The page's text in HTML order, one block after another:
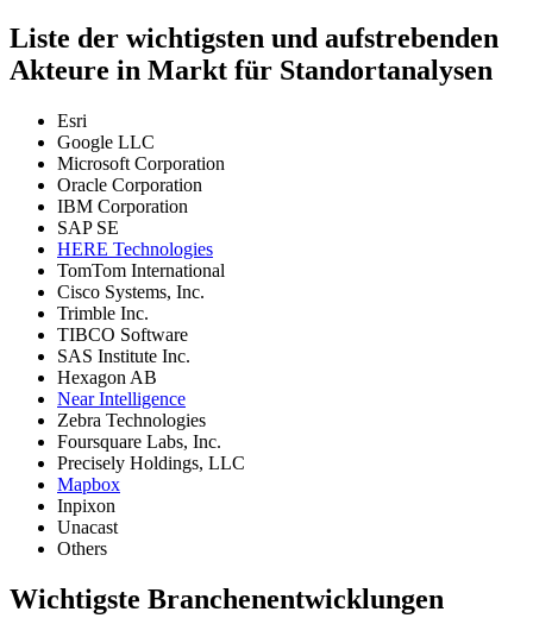
Liste der wichtigsten und aufstrebenden
Akteure in Markt für Standortanalysen
Esri
Google LLC
Microsoft Corporation
Oracle Corporation
IBM Corporation
SAP SE
HERE Technologies
TomTom International
Cisco Systems, Inc.
Trimble Inc.
TIBCO Software
SAS Institute Inc.
Hexagon AB
Near Intelligence
Zebra Technologies
Foursquare Labs, Inc.
Precisely Holdings, LLC
Mapbox
Inpixon
Unacast
Others
Wichtigste Branchenentwicklungen